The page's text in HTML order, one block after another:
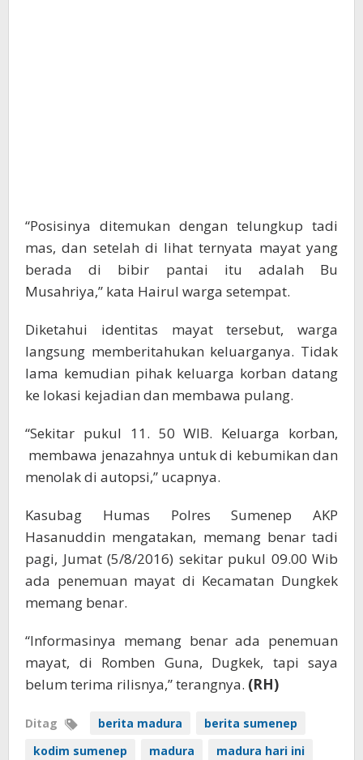
“Posisinya ditemukan dengan telungkup tadi
mas, dan setelah di lihat ternyata mayat yang
berada di bibir pantai itu adalah Bu
Musahriya,” kata Hairul warga setempat.
Diketahui identitas mayat tersebut, warga
langsung memberitahukan keluarganya. Tidak
lama kemudian pihak keluarga korban datang
ke lokasi kejadian dan membawa pulang.
“Sekitar pukul 11. 50 WIB. Keluarga korban,
membawa jenazahnya untuk di kebumikan dan
menolak di autopsi,” ucapnya.
Kasubag Humas Polres Sumenep AKP
Hasanuddin mengatakan, memang benar tadi
pagi, Jumat (5/8/2016) sekitar pukul 09.00 Wib
ada penemuan mayat di Kecamatan Dungkek
memang benar.
“Informasinya memang benar ada penemuan
mayat, di Romben Guna, Dugkek, tapi saya
belum terima rilisnya,” terangnya. (RH)
Ditag berita madura
berita sumenep
kodim sumenep
madura
madura hari ini